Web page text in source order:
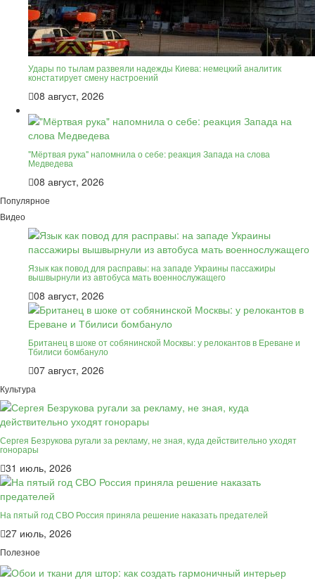
Удары по тылам развеяли надежды Киева: немецкий аналитик
констатирует смену настроений
08 август, 2026
"Мёртвая рука" напомнила о себе: реакция Запада на слова
Медведева
08 август, 2026
Популярное
Видео
Язык как повод для расправы: на западе Украины пассажиры
вышвырнули из автобуса мать военнослужащего
08 август, 2026
Британец в шоке от собянинской Москвы: у релокантов в Ереване и
Тбилиси бомбануло
07 август, 2026
Культура
Сергея Безрукова ругали за рекламу, не зная, куда действительно уходят
гонорары
31 июль, 2026
На пятый год СВО Россия приняла решение наказать предателей
27 июль, 2026
Полезное